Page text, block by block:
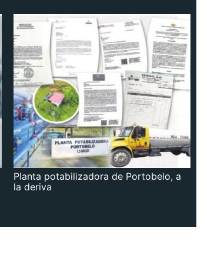
Planta potabilizadora de Portobelo, a
la deriva